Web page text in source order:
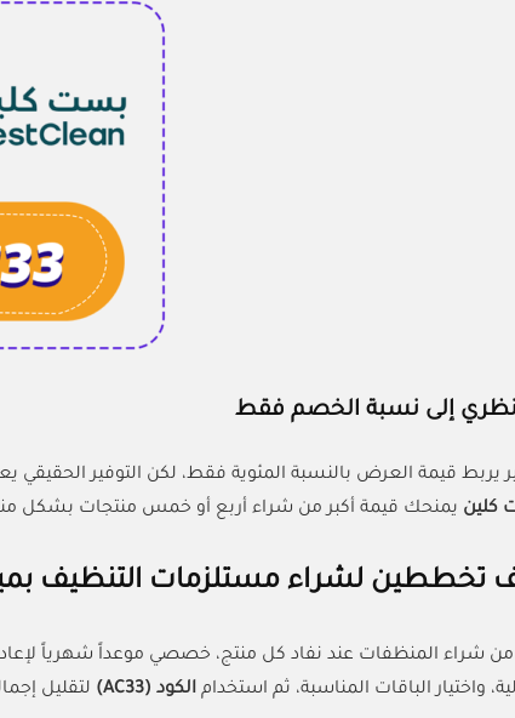
إلى نسبة الخصم فقط
يربط قيمة العرض بالنسبة المئوية فقط، لكن التوفير
كلين يمنحك قيمة أكبر من شراء أربع أو خمس منتجات بشكل
تخططين لشراء مستلزمات التنظيف
من شراء المنظفات عند نفاد كل منتج، خصصي موعداً شهرياً
واختيار الباقات المناسبة، ثم استخدام الكود (AC33) لتقليل